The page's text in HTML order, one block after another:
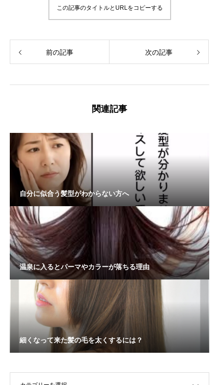
この記事のタイトルとURLをコピーする
前の記事 次の記事
関連記事
自分に似合う髪型がわからない方へ
温泉に入るとパーマやカラーが落ちる理由
細くなって来た髪の毛を太くするには？